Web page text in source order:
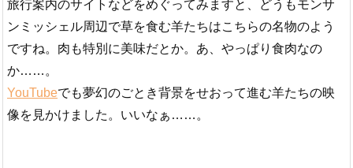
旅行案内のサイトなどをめぐってみますと、どうもモンサ
ンミッシェル周辺で草を食む羊たちはこちらの名物のよう
ですね。肉も特別に美味だとか。あ、やっぱり食肉なの
か……。
YouTubeでも夢幻のごとき背景をせおって進む羊たちの映
像を見かけました。いいなぁ……。